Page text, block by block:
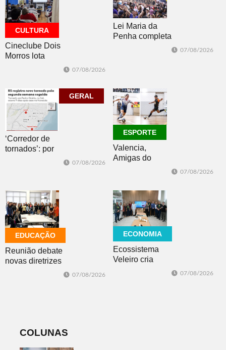
CULTURA
Cineclube Dois
Morros lota
corpo que cai”
07/08/2026
Lei Maria da
Penha completa
07/08/2026
GERAL
‘Corredor de
tornados’: por
favorável ao
fenômeno
07/08/2026
ESPORTE
Valencia,
Amigas do
vencem no
futsal
07/08/2026
EDUCAÇÃO
Reunião debate
novas diretrizes
07/08/2026
ECONOMIA
Ecossistema
Veleiro cria
07/08/2026
COLUNAS